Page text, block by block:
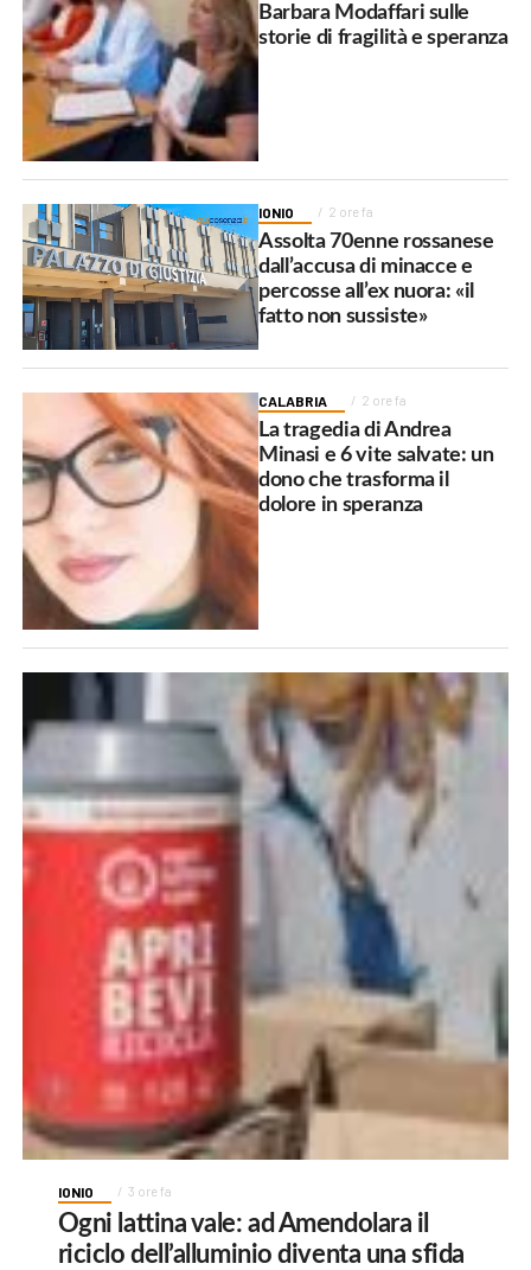
Barbara Modaffari sulle
storie di fragilità e speranza
IONIO 2 ore fa
Assolta 70enne rossanese
dall’accusa di minacce e
percosse all’ex nuora: «il
fatto non sussiste»
CALABRIA 2 ore fa
La tragedia di Andrea
Minasi e 6 vite salvate: un
dono che trasforma il
dolore in speranza
IONIO 3 ore fa
Ogni lattina vale: ad Amendolara il
riciclo dell’alluminio diventa una sfida